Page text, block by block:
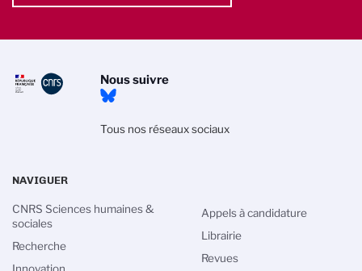
Nous suivre
Tous nos réseaux sociaux
NAVIGUER
CNRS Sciences humaines &
sociales
Recherche
Appels à candidature
Librairie
Revues